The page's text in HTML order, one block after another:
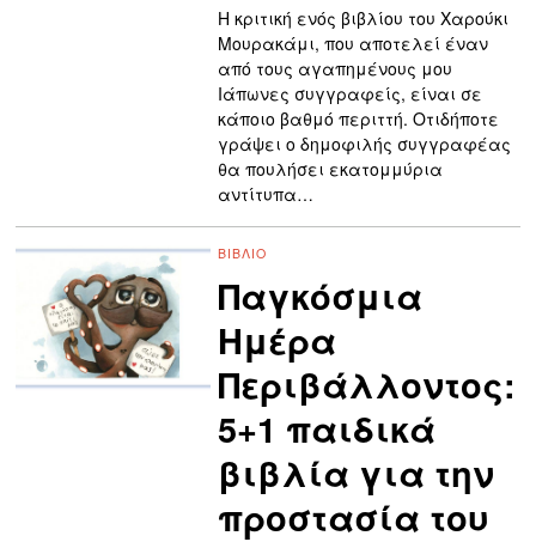
Η κριτική ενός βιβλίου του Χαρούκι
Μουρακάμι, που αποτελεί έναν
από τους αγαπημένους μου
Ιάπωνες συγγραφείς, είναι σε
κάποιο βαθμό περιττή. Οτιδήποτε
γράψει ο δημοφιλής συγγραφέας
θα πουλήσει εκατομμύρια
αντίτυπα…
ΒΙΒΛΊΟ
Παγκόσμια
Ημέρα
Περιβάλλοντος:
5+1 παιδικά
βιβλία για την
προστασία του